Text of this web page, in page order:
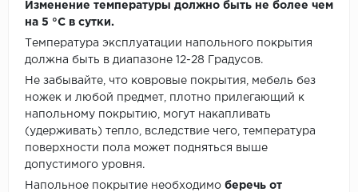
Изменение температуры должно быть не более чем
на 5 °C в сутки.
Температура эксплуатации напольного покрытия
должна быть в диапазоне 12-28 Градусов.
Не забывайте, что ковровые покрытия, мебель без
ножек и любой предмет, плотно прилегающий к
напольному покрытию, могут накапливать
(удерживать) тепло, вследствие чего, температура
поверхности пола может подняться выше
допустимого уровня.
Напольное покрытие необходимо беречь от